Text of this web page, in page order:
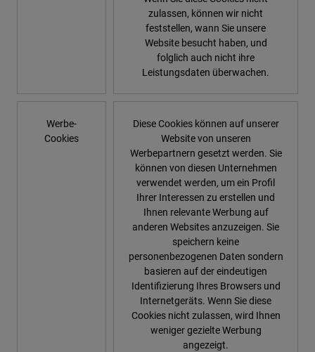
zulassen, können wir nicht
feststellen, wann Sie unsere
Website besucht haben, und
folglich auch nicht ihre
Leistungsdaten überwachen.
Werbe-
Cookies
Diese Cookies können auf unserer
Website von unseren
Werbepartnern gesetzt werden. Sie
können von diesen Unternehmen
verwendet werden, um ein Profil
Ihrer Interessen zu erstellen und
Ihnen relevante Werbung auf
anderen Websites anzuzeigen. Sie
speichern keine
personenbezogenen Daten sondern
basieren auf der eindeutigen
Identifizierung Ihres Browsers und
Internetgeräts. Wenn Sie diese
Cookies nicht zulassen, wird Ihnen
weniger gezielte Werbung
angezeigt.